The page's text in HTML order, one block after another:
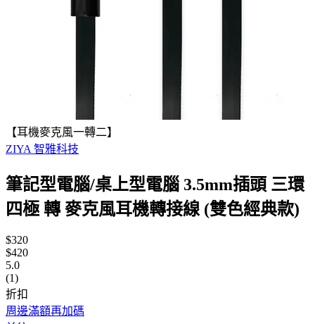
【耳機麥克風一轉二】
ZIYA 智雅科技
筆記型電腦/桌上型電腦 3.5mm插頭 三環
四極 轉 麥克風耳機轉接線 (雙色經典款)
$320
$420
5.0
(1)
折扣
周邊滿額再加碼